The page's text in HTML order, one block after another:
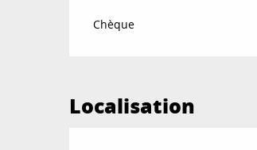
Chèque
Localisation